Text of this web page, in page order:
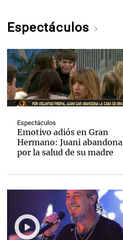
Espectáculos
Espectáculos
Emotivo adiós en Gran
Hermano: Juani abandona
por la salud de su madre